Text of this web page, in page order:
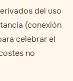
del uso
(conexión
celebrar el
no